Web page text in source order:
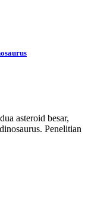
asteroid besar,
Penelitian